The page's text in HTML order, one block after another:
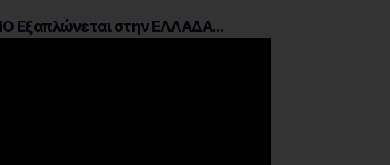
Εξαπλώνεται στην ΕΛΛΑΔΑ…